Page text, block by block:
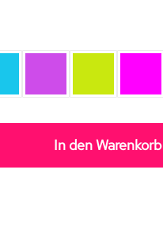
In den Warenkorb